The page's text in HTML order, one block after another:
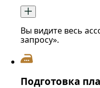
Вы видите весь
запросу».
Подготовка